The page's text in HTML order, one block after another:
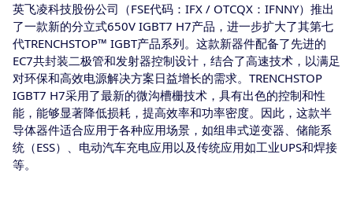
英飞凌科技股份公司（FSE代码：IFX / OTCQX：IFNNY）推出
了一款新的分立式650V IGBT7 H7产品，进一步扩大了其第七
代TRENCHSTOP™ IGBT产品系列。这款新器件配备了先进的
EC7共封装二极管和发射器控制设计，结合了高速技术，以满足
对环保和高效电源解决方案日益增长的需求。TRENCHSTOP
IGBT7 H7采用了最新的微沟槽栅技术，具有出色的控制和性
能，能够显著降低损耗，提高效率和功率密度。因此，这款半
导体器件适合应用于各种应用场景，如组串式逆变器、储能系
统（ESS）、电动汽车充电应用以及传统应用如工业UPS和焊接
等。